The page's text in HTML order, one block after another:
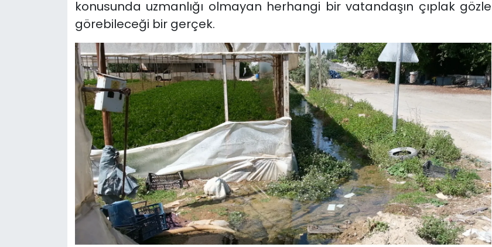
konusunda uzmanlığı olmayan herhangi bir vatandaşın çıplak gözle
görebileceği bir gerçek.